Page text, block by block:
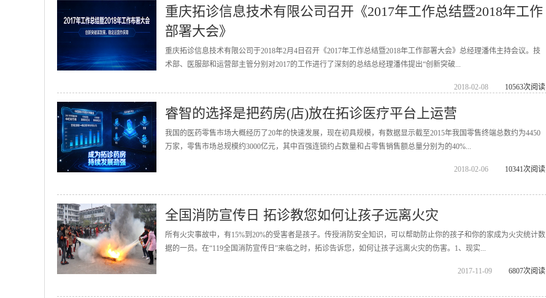
重庆拓诊信息技术有限公司召开《2017年工作总结暨2018年工作
部署大会》
重庆拓诊信息技术有限公司于2018年2月4日召开《2017年工作总结暨2018年工作部署大会》总经理潘伟主持会议。技
术部、医服部和运营部主管分别对2017的工作进行了深刻的总结总经理潘伟提出“创新突破...
2018-02-08 10563次阅读
睿智的选择是把药房(店)放在拓诊医疗平台上运营
我国的医药零售市场大概经历了20年的快速发展，现在初具规模，有数据显示截至2015年我国零售终端总数约为4450
万家，零售市场总规模约3000亿元，其中百强连锁约占数量和占零售销售额总量分别为的40%...
2018-02-06 10341次阅读
全国消防宣传日 拓诊教您如何让孩子远离火灾
所有火灾事故中，有15%到20%的受害者是孩子。传授消防安全知识，可以帮助防止你的孩子和你的家成为火灾统计数
据的一员。在“119全国消防宣传日”来临之时，拓诊告诉您，如何让孩子远离火灾的伤害。1、现实...
2017-11-09 6807次阅读